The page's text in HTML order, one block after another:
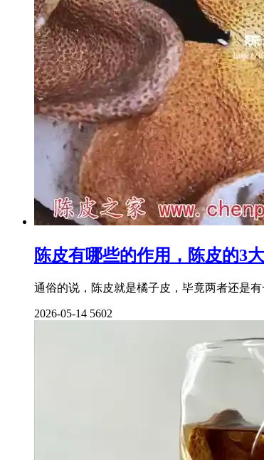
陈皮有哪些的作用，陈皮的3
通俗的说，陈皮就是橘子皮，毕竟两者还是
2026-05-14 5602